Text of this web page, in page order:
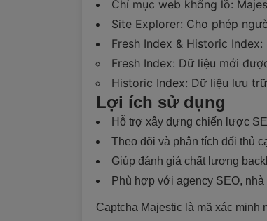
Chỉ mục web khổng lồ:
Site Explorer: Cho phép
Fresh Index & Historic Index:
Fresh Index: Dữ liệu mới
Historic Index: Dữ liệu lưu
Lợi ích sử dụng
Hỗ trợ xây dựng chiến lược
Theo dõi và phân tích đối thủ
Giúp đánh giá chất lượng
Phù hợp với agency SEO,
Captcha Majestic là mã xác